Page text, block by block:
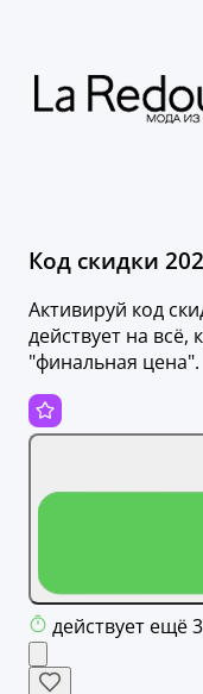
Код скидки
Активируй код
действует на
"финальная цена".
действует ещё